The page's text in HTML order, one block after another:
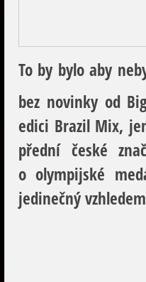
To by bylo aby
bez novinky od
edici Brazil Mix,
přední české
o olympijské
jedinečný